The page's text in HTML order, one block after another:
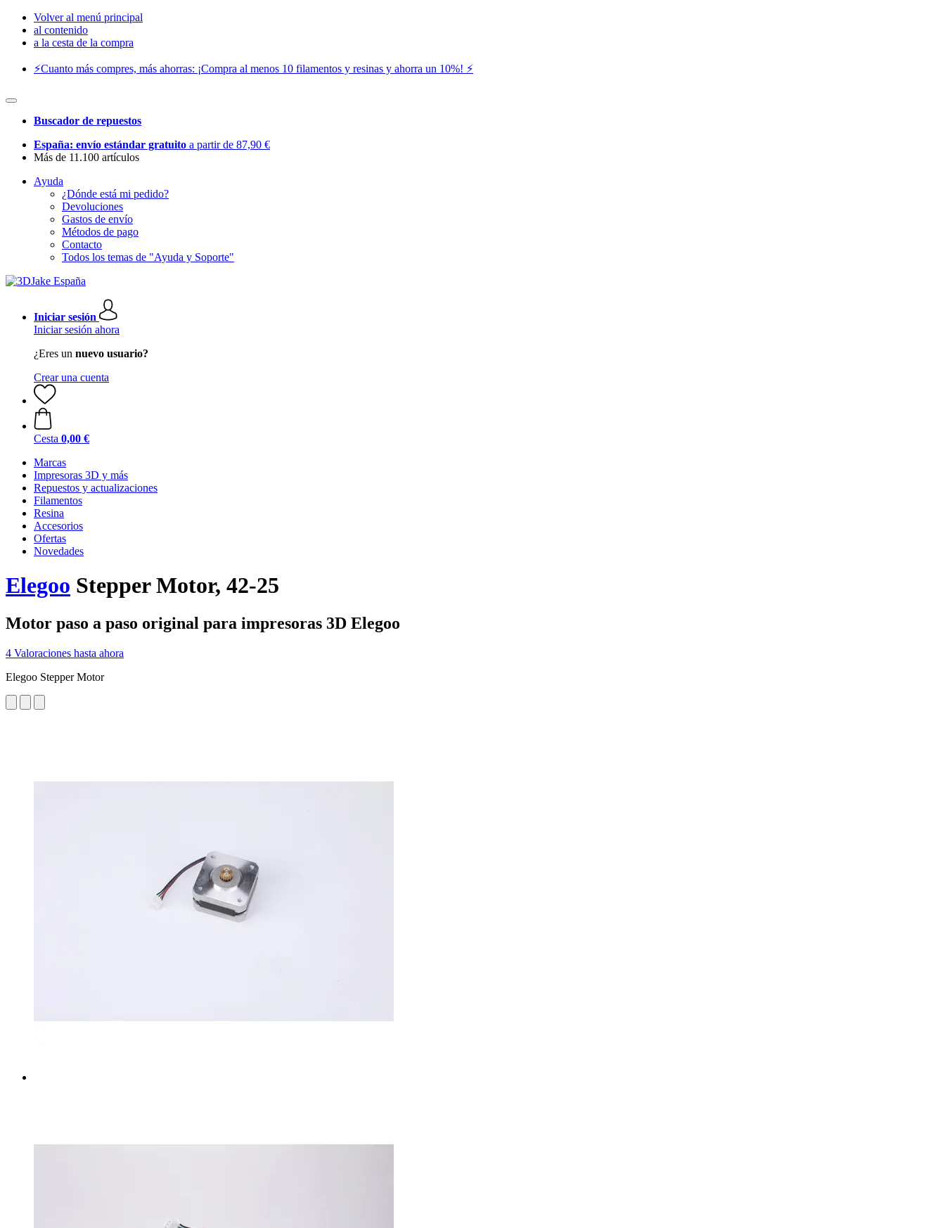
Volver al menú principal
al contenido
a la cesta de la compra
⚡️Cuanto más compres, más ahorras: ¡Compra al menos 10 filamentos y resinas y ahorra un 10%! ⚡️
Buscador de repuestos
España: envío estándar gratuito a partir de 87,90 €
Más de 11.100 artículos
Ayuda
¿Dónde está mi pedido?
Devoluciones
Gastos de envío
Métodos de pago
Contacto
Todos los temas de "Ayuda y Soporte"
Iniciar sesión
Iniciar sesión ahora
¿Eres un nuevo usuario?
Crear una cuenta
Cesta 0,00 €
Marcas
Impresoras 3D y más
Repuestos y actualizaciones
Filamentos
Resina
Accesorios
Ofertas
Novedades
Elegoo Stepper Motor, 42-25
Motor paso a paso original para impresoras 3D Elegoo
4 Valoraciones hasta ahora
Elegoo Stepper Motor